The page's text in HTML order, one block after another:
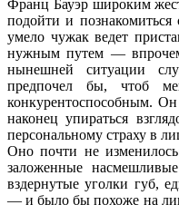
Франц Бауэр широким
подойти и
умело чужак ведет
нужным путем —
нынешней ситуации
предпочел бы, чтоб
конкурентоспособным. Он
наконец упираться
персональному страху в
Оно почти не
заложенные
вздернутые уголки губ,
— и было бы похоже на